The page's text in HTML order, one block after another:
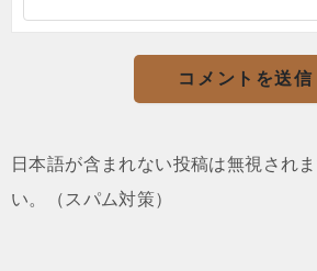
日本語が含まれない投稿は無視され
い。（スパム対策）